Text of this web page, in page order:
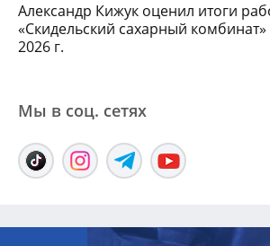
Александр Кижук оценил итоги
«Скидельский сахарный комбинат»
2026 г.
Мы в соц. сетяx